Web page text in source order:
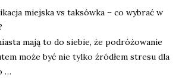
miejska vs taksówka – co wybrać w
mają to do siebie, że podróżowanie
może być nie tylko źródłem stresu dla
…